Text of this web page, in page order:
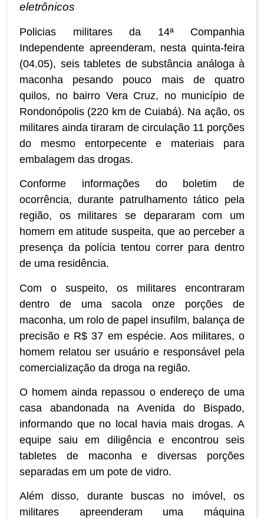
eletrônicos
Policias militares da 14ª Companhia
Independente apreenderam, nesta quinta-feira
(04.05), seis tabletes de substância análoga à
maconha pesando pouco mais de quatro
quilos, no bairro Vera Cruz, no município de
Rondonópolis (220 km de Cuiabá). Na ação, os
militares ainda tiraram de circulação 11 porções
do mesmo entorpecente e materiais para
embalagem das drogas.
Conforme informações do boletim de
ocorrência, durante patrulhamento tático pela
região, os militares se depararam com um
homem em atitude suspeita, que ao perceber a
presença da polícia tentou correr para dentro
de uma residência.
Com o suspeito, os militares encontraram
dentro de uma sacola onze porções de
maconha, um rolo de papel insufilm, balança de
precisão e R$ 37 em espécie. Aos militares, o
homem relatou ser usuário e responsável pela
comercialização da droga na região.
O homem ainda repassou o endereço de uma
casa abandonada na Avenida do Bispado,
informando que no local havia mais drogas. A
equipe saiu em diligência e encontrou seis
tabletes de maconha e diversas porções
separadas em um pote de vidro.
Além disso, durante buscas no imóvel, os
militares apreenderam uma máquina